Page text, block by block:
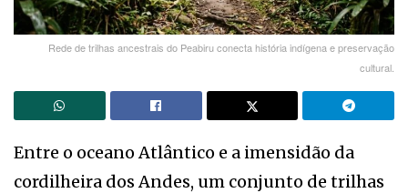
Rede de trilhas ancestrais do Peabiru conecta história indígena e preservação
cultural.
Entre o oceano Atlântico e a imensidão da
cordilheira dos Andes, um conjunto de trilhas